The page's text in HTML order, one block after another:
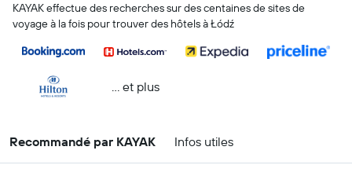
KAYAK effectue des recherches sur des centaines de sites de
voyage à la fois pour trouver des hôtels à Łódź
… et plus
Recommandé par KAYAK Infos utiles